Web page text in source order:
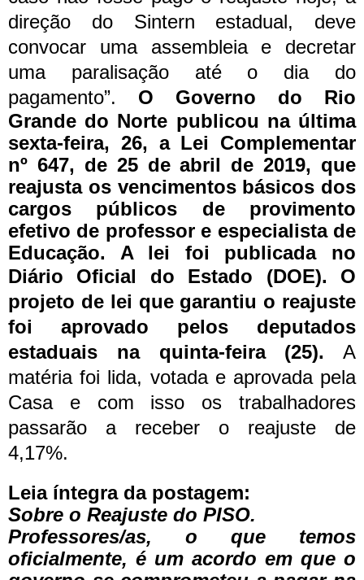
direção do Sintern estadual, deve
convocar uma assembleia e decretar
uma paralisação até o dia do
pagamento”.
O Governo do Rio
Grande do Norte publicou na última
sexta-feira, 26, a Lei Complementar
nº 647, de 25 de abril de 2019, que
reajusta os vencimentos básicos dos
cargos públicos de provimento
efetivo de professor e especialista de
Educação. A lei foi publicada no
Diário Oficial do Estado (DOE). O
projeto de lei que garantiu o reajuste
foi aprovado pelos deputados
estaduais na quinta-feira (25). A
matéria foi lida, votada e aprovada pela
Casa e com isso os trabalhadores
passarão a receber o reajuste de
4,17%.
Leia íntegra da postagem:
Sobre o Reajuste do PISO.
Professores/as, o que temos
oficialmente, é um acordo em que o